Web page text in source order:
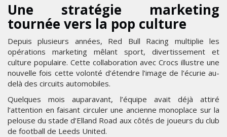
Une stratégie marketing
tournée vers la pop culture
Depuis plusieurs années, Red Bull Racing multiplie les
opérations marketing mêlant sport, divertissement et
culture populaire. Cette collaboration avec Crocs illustre une
nouvelle fois cette volonté d’étendre l’image de l’écurie au-
delà des circuits automobiles.
Quelques mois auparavant, l’équipe avait déjà attiré
l’attention en faisant circuler une ancienne monoplace sur la
pelouse du stade d’Elland Road aux côtés de joueurs du club
de football de Leeds United.